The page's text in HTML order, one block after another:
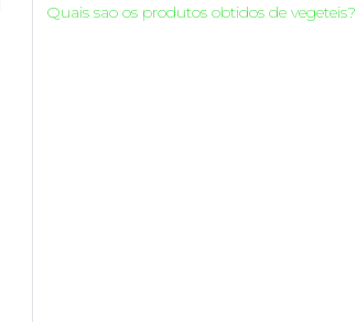
Quais sao os produtos obtidos de vegeteis?